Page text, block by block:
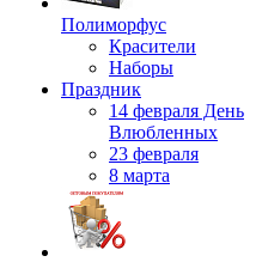
Полиморфус
Красители
Наборы
Праздник
14 февраля День
Влюбленных
23 февраля
8 марта